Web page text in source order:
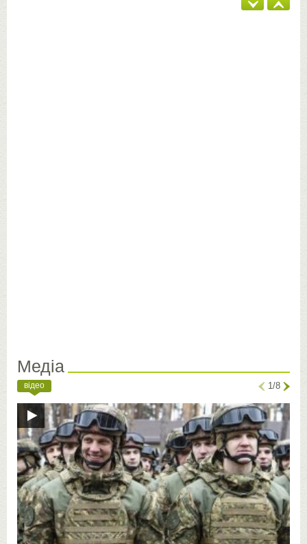
Медіа
відео 1/8